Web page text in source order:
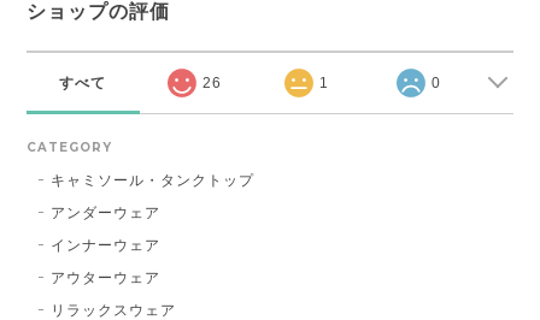
ショップの評価
すべて 26 1 0
CATEGORY
キャミソール・タンクトップ
アンダーウェア
インナーウェア
アウターウェア
リラックスウェア